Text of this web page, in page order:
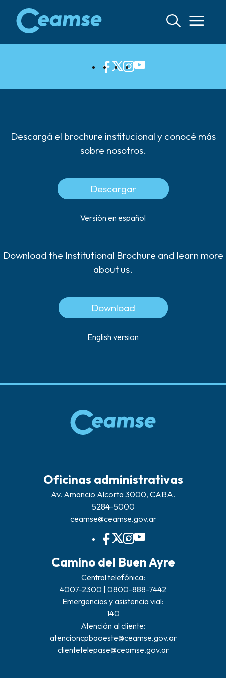
contenido
Descargá el brochure institucional y conocé más
sobre nosotros.
Descargar
Versión en español
Download the Institutional Brochure and learn more
about us.
Download
English version
Oficinas administrativas
Av. Amancio Alcorta 3000, CABA.
5284-5000
ceamse@ceamse.gov.ar
Camino del Buen Ayre
Central telefónica:
4007-2300 | 0800-888-7442
Emergencias y asistencia vial:
140
Atención al cliente:
atencioncpbaoeste@ceamse.gov.ar
clientetelepase@ceamse.gov.ar